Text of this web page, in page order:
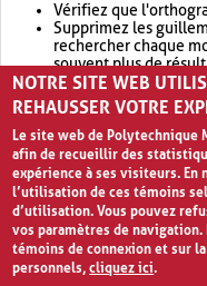
Vérifiez que
Supprimez les
rechercher chaque
souvent plus de
Envisagez d'élargir
retournera souvent
NOTRE SITE WEB
REHAUSSER VOTRE
Le site web de
afin de recueillir des
expérience à ses visiteurs. En
l’utilisation de ces témoins
d’utilisation. Vous pouvez
vos paramètres de
témoins de connexion et sur
personnels,cliquez ici.